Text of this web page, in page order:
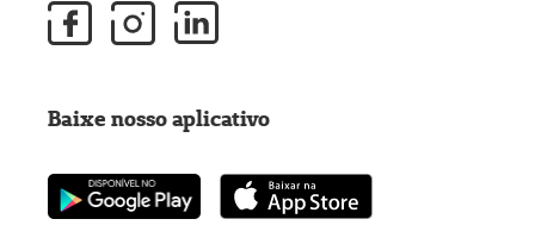
Baixe nosso aplicativo